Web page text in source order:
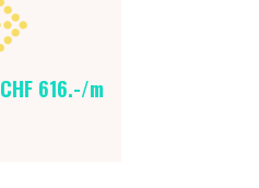
CHF 616.-/m